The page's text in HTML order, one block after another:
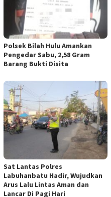
Polsek Bilah Hulu Amankan
Pengedar Sabu, 2,58 Gram
Barang Bukti Disita
Sat Lantas Polres
Labuhanbatu Hadir, Wujudkan
Arus Lalu Lintas Aman dan
Lancar Di Pagi Hari